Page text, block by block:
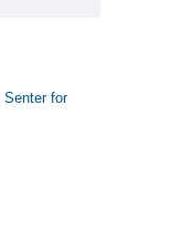
Senter for